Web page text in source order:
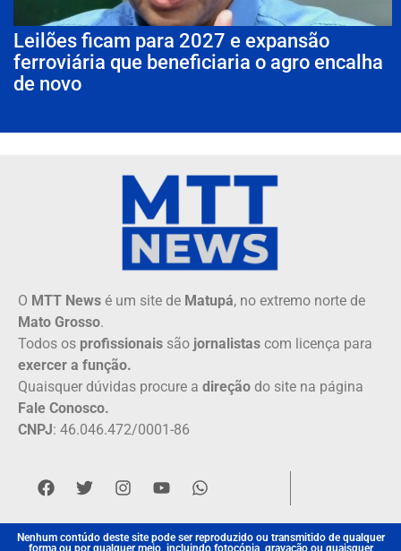
Leilões ficam para 2027 e expansão
ferroviária que beneficiaria o agro encalha
de novo
O MTT News é um site de Matupá, no extremo norte de
Mato Grosso.
Todos os profissionais são jornalistas com licença para
exercer a função.
Quaisquer dúvidas procure a direção do site na página
Fale Conosco.
CNPJ: 46.046.472/0001-86
Nenhum contúdo deste site pode ser reproduzido ou transmitido de qualquer
forma ou por qualquer meio, incluindo fotocópia, gravação ou quaisquer